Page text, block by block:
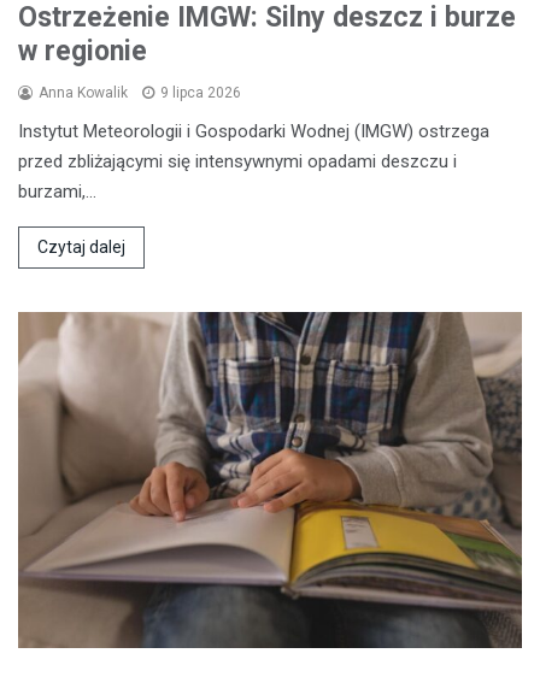
Ostrzeżenie IMGW: Silny deszcz i burze
w regionie
Anna Kowalik 9 lipca 2026
Instytut Meteorologii i Gospodarki Wodnej (IMGW) ostrzega
przed zbliżającymi się intensywnymi opadami deszczu i
burzami,…
Czytaj dalej